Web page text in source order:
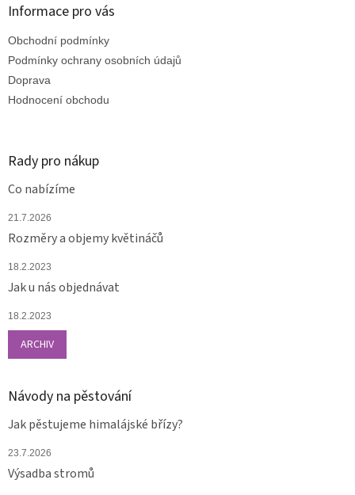
Informace pro vás
Obchodní podmínky
Podmínky ochrany osobních údajů
Doprava
Hodnocení obchodu
Rady pro nákup
Co nabízíme
21.7.2026
Rozměry a objemy květináčů
18.2.2023
Jak u nás objednávat
18.2.2023
ARCHIV
Návody na pěstování
Jak pěstujeme himalájské břízy?
23.7.2026
Výsadba stromů